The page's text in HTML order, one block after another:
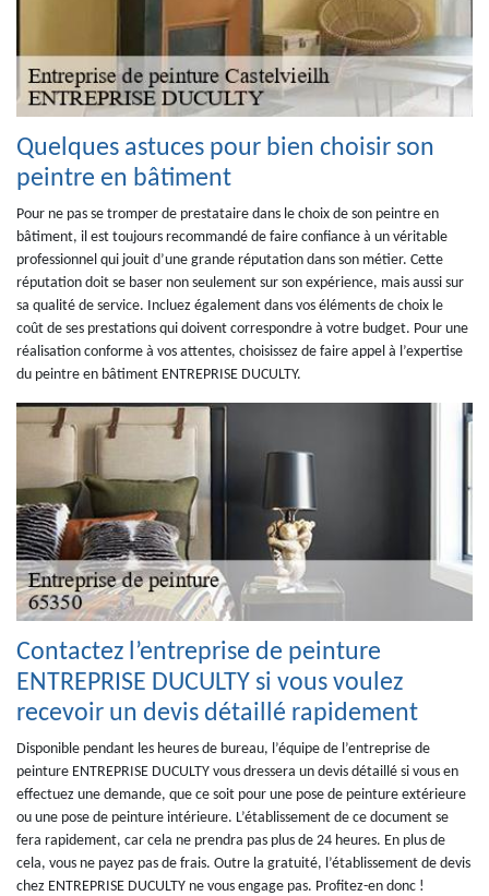
Quelques astuces pour bien choisir son
peintre en bâtiment
Pour ne pas se tromper de prestataire dans le choix de son peintre en
bâtiment, il est toujours recommandé de faire confiance à un véritable
professionnel qui jouit d’une grande réputation dans son métier. Cette
réputation doit se baser non seulement sur son expérience, mais aussi sur
sa qualité de service. Incluez également dans vos éléments de choix le
coût de ses prestations qui doivent correspondre à votre budget. Pour une
réalisation conforme à vos attentes, choisissez de faire appel à l’expertise
du peintre en bâtiment ENTREPRISE DUCULTY.
Contactez l’entreprise de peinture
ENTREPRISE DUCULTY si vous voulez
recevoir un devis détaillé rapidement
Disponible pendant les heures de bureau, l’équipe de l’entreprise de
peinture ENTREPRISE DUCULTY vous dressera un devis détaillé si vous en
effectuez une demande, que ce soit pour une pose de peinture extérieure
ou une pose de peinture intérieure. L’établissement de ce document se
fera rapidement, car cela ne prendra pas plus de 24 heures. En plus de
cela, vous ne payez pas de frais. Outre la gratuité, l’établissement de devis
chez ENTREPRISE DUCULTY ne vous engage pas. Profitez-en donc !